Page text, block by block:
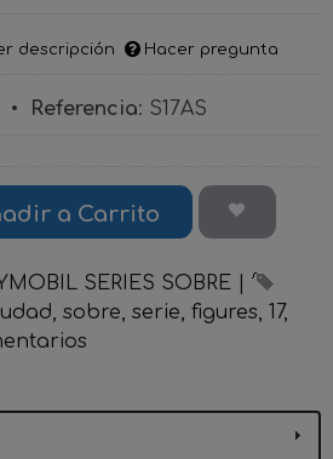
descripción Hacer pregunta
• Referencia: S17AS
a Carrito
SERIES SOBRE
sobre serie figures
17